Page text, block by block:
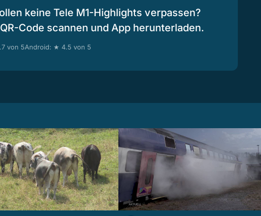
keine Tele M1-Highlights verpassen?
Code scannen und App herunterladen.
von 5Android: ★ 4.5 von 5